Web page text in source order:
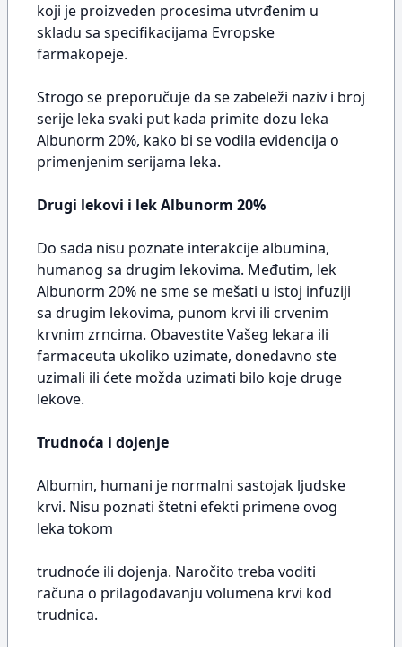
koji je proizveden procesima utvrđenim u
skladu sa specifikacijama Evropske
farmakopeje.
Strogo se preporučuje da se zabeleži naziv i broj
serije leka svaki put kada primite dozu leka
Albunorm 20%, kako bi se vodila evidencija o
primenjenim serijama leka.
Drugi lekovi i lek Albunorm 20%
Do sada nisu poznate interakcije albumina,
humanog sa drugim lekovima. Međutim, lek
Albunorm 20% ne sme se mešati u istoj infuziji
sa drugim lekovima, punom krvi ili crvenim
krvnim zrncima. Obavestite Vašeg lekara ili
farmaceuta ukoliko uzimate, donedavno ste
uzimali ili ćete možda uzimati bilo koje druge
lekove.
Trudnoća i dojenje
Albumin, humani je normalni sastojak ljudske
krvi. Nisu poznati štetni efekti primene ovog
leka tokom
trudnoće ili dojenja. Naročito treba voditi
računa o prilagođavanju volumena krvi kod
trudnica.